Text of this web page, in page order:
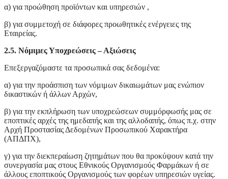
α) για προώθηση προϊόντων και υπηρεσιών ,
β) για συμμετοχή σε διάφορες προωθητικές ενέργειες της
Εταιρείας.
2.5. Νόμιμες Υποχρεώσεις – Αξιώσεις
Επεξεργαζόμαστε τα προσωπικά σας δεδομένα:
α) για την προάσπιση των νόμιμων δικαιωμάτων μας ενώπιον
δικαστικών ή άλλων Αρχών,
β) για την εκπλήρωση των υποχρεώσεων συμμόρφωσής μας σε
εποπτικές αρχές της ημεδαπής και της αλλοδαπής, όπως π.χ. στην
Αρχή Προστασίας Δεδομένων Προσωπικού Χαρακτήρα
(ΑΠΔΠΧ),
γ) για την διεκπεραίωση ζητημάτων που θα προκύψουν κατά την
συνεργασία μας στους Εθνικούς Οργανισμούς Φαρμάκων ή σε
άλλους εποπτικούς Οργανισμούς των φορέων υπηρεσιών υγείας.